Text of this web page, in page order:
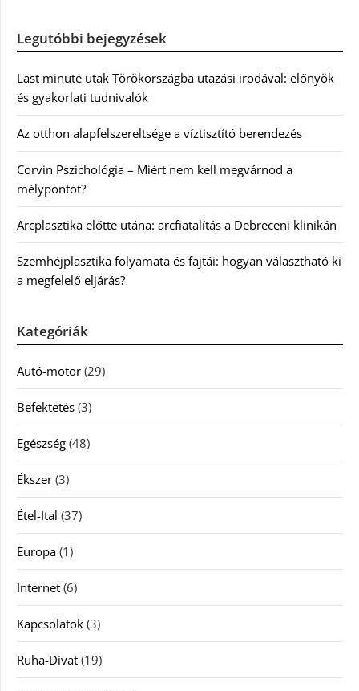
Legutóbbi bejegyzések
Last minute utak Törökországba utazási irodával: előnyök
és gyakorlati tudnivalók
Az otthon alapfelszereltsége a víztisztító berendezés
Corvin Pszichológia – Miért nem kell megvárnod a
mélypontot?
Arcplasztika előtte utána: arcfiatalítás a Debreceni klinikán
Szemhéjplasztika folyamata és fajtái: hogyan választható ki
a megfelelő eljárás?
Kategóriák
Autó-motor (29)
Befektetés (3)
Egészség (48)
Ékszer (3)
Étel-Ital (37)
Europa (1)
Internet (6)
Kapcsolatok (3)
Ruha-Divat (19)